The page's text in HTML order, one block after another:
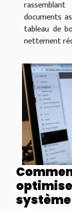
documents
tableau de
nettement